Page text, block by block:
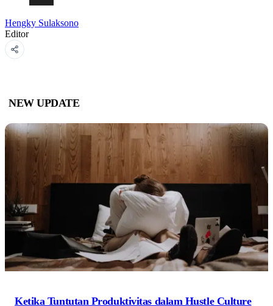
Hengky Sulaksono
Editor
NEW UPDATE
Ketika Tuntutan Produktivitas dalam Hustle Culture